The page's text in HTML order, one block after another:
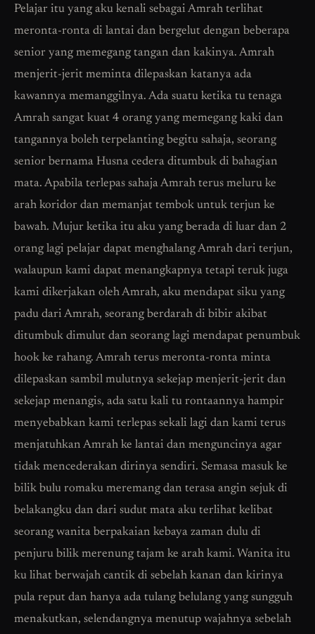
Pelajar itu yang aku kenali sebagai Amrah terlihat
meronta-ronta di lantai dan bergelut dengan beberapa
senior yang memegang tangan dan kakinya. Amrah
menjerit-jerit meminta dilepaskan katanya ada
kawannya memanggilnya. Ada suatu ketika tu tenaga
Amrah sangat kuat 4 orang yang memegang kaki dan
tangannya boleh terpelanting begitu sahaja, seorang
senior bernama Husna cedera ditumbuk di bahagian
mata. Apabila terlepas sahaja Amrah terus meluru ke
arah koridor dan memanjat tembok untuk terjun ke
bawah. Mujur ketika itu aku yang berada di luar dan 2
orang lagi pelajar dapat menghalang Amrah dari terjun,
walaupun kami dapat menangkapnya tetapi teruk juga
kami dikerjakan oleh Amrah, aku mendapat siku yang
padu dari Amrah, seorang berdarah di bibir akibat
ditumbuk dimulut dan seorang lagi mendapat penumbuk
hook ke rahang. Amrah terus meronta-ronta minta
dilepaskan sambil mulutnya sekejap menjerit-jerit dan
sekejap menangis, ada satu kali tu rontaannya hampir
menyebabkan kami terlepas sekali lagi dan kami terus
menjatuhkan Amrah ke lantai dan menguncinya agar
tidak mencederakan dirinya sendiri. Semasa masuk ke
bilik bulu romaku meremang dan terasa angin sejuk di
belakangku dan dari sudut mata aku terlihat kelibat
seorang wanita berpakaian kebaya zaman dulu di
penjuru bilik merenung tajam ke arah kami. Wanita itu
ku lihat berwajah cantik di sebelah kanan dan kirinya
pula reput dan hanya ada tulang belulang yang sungguh
menakutkan, selendangnya menutup wajahnya sebelah